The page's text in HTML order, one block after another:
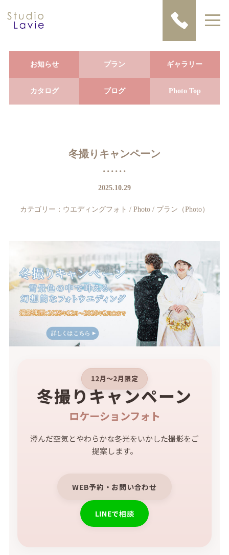
お知らせ プラン ギャラリー
カタログ ブログ Photo Top
冬撮りキャンペーン
2025.10.29
カテゴリー： ウエディングフォト / Photo / プラン（Photo）
12月〜2月限定
冬撮りキャンペーン
ロケーションフォト
澄んだ空気とやわらかな冬光をいかした撮影をご
提案します。
WEB予約・お問い合わせ
LINEで相談